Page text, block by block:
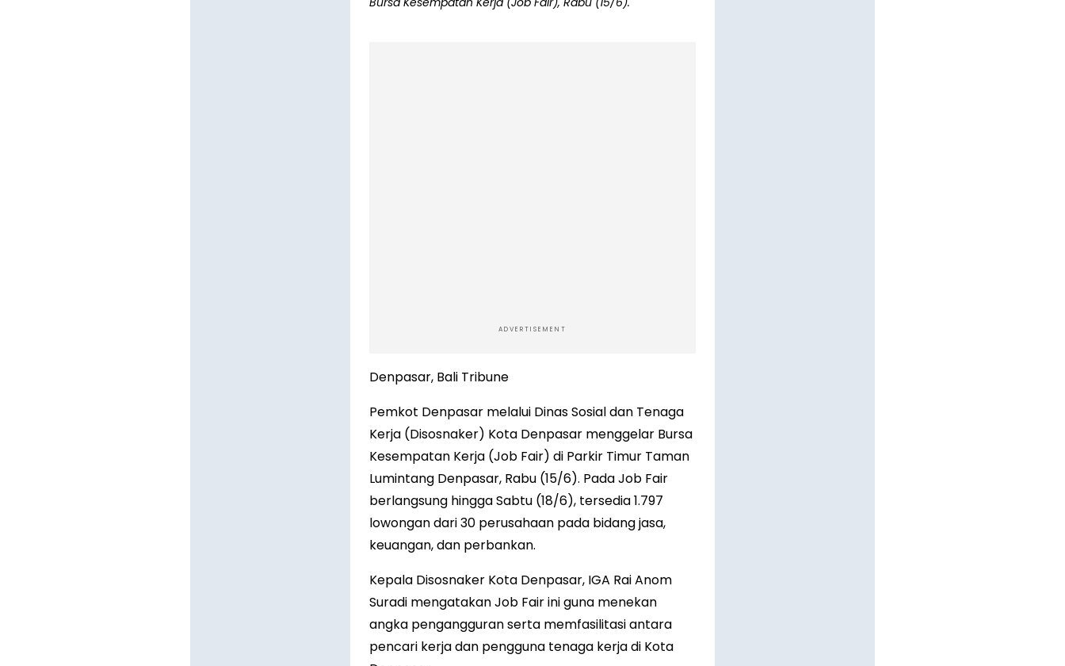
ADVERTISEMENT
Denpasar, Bali Tribune
Pemkot Denpasar melalui Dinas Sosial dan Tenaga
Kerja (Disosnaker) Kota Denpasar menggelar Bursa
Kesempatan Kerja (Job Fair) di Parkir Timur Taman
Lumintang Denpasar, Rabu (15/6). Pada Job Fair
berlangsung hingga Sabtu (18/6), tersedia 1.797
lowongan dari 30 perusahaan pada bidang jasa,
keuangan, dan perbankan.
Kepala Disosnaker Kota Denpasar, IGA Rai Anom
Suradi mengatakan Job Fair ini guna menekan
angka pengangguran serta memfasilitasi antara
pencari kerja dan pengguna tenaga kerja di Kota